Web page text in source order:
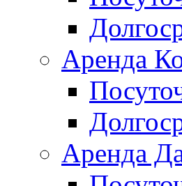
Аренда
Аренда